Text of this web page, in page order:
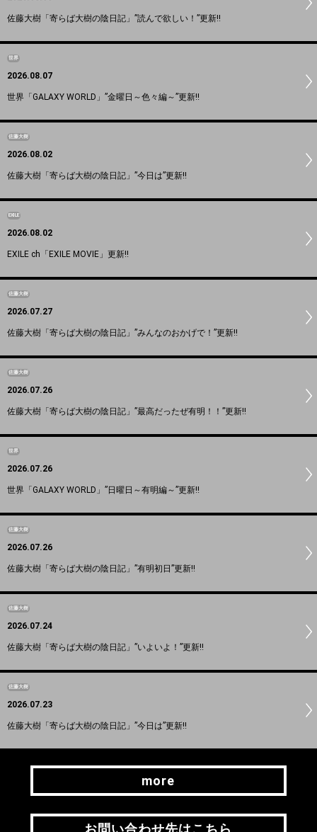
佐藤大樹「寄らば大樹の陰日記」”読んで欲しい！”更新!!
世界
2026.08.07
世界「GALAXY WORLD」”金曜日～色々編～”更新!!
佐藤大樹
2026.08.02
佐藤大樹「寄らば大樹の陰日記」”今日は”更新!!
EXILE
2026.08.02
EXILE ch「EXILE MOVIE」更新!!
佐藤大樹
2026.07.27
佐藤大樹「寄らば大樹の陰日記」”みんなのおかげで！”更新!!
佐藤大樹
2026.07.26
佐藤大樹「寄らば大樹の陰日記」”最高だったぜ有明！！”更新!!
世界
2026.07.26
世界「GALAXY WORLD」”日曜日～有明編～”更新!!
佐藤大樹
2026.07.26
佐藤大樹「寄らば大樹の陰日記」”有明初日”更新!!
佐藤大樹
2026.07.24
佐藤大樹「寄らば大樹の陰日記」”いよいよ！”更新!!
佐藤大樹
2026.07.23
佐藤大樹「寄らば大樹の陰日記」”今日は”更新!!
more
more
お問い合わせ先はこちら
お問い合わせ先はこちら